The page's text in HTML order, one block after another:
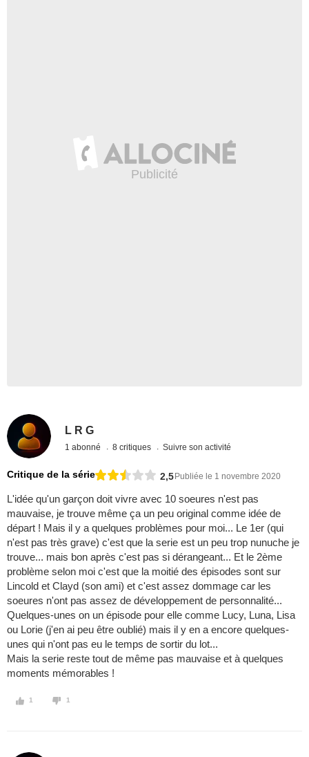
L R G
1 abonné 8 critiques Suivre son activité
Critique de la série 2,5Publiée le 1 novembre 2020
L'idée qu'un garçon doit vivre avec 10 soeures n'est pas
mauvaise, je trouve même ça un peu original comme idée de
départ ! Mais il y a quelques problèmes pour moi... Le 1er (qui
n'est pas très grave) c'est que la serie est un peu trop nunuche je
trouve... mais bon après c'est pas si dérangeant... Et le 2ème
problème selon moi c'est que la moitié des épisodes sont sur
Lincold et Clayd (son ami) et c'est assez dommage car les
soeures n'ont pas assez de développement de personnalité...
Quelques-unes on un épisode pour elle comme Lucy, Luna, Lisa
ou Lorie (j'en ai peu être oublié) mais il y en a encore quelques-
unes qui n'ont pas eu le temps de sortir du lot...
Mais la serie reste tout de même pas mauvaise et à quelques
moments mémorables !
1 1